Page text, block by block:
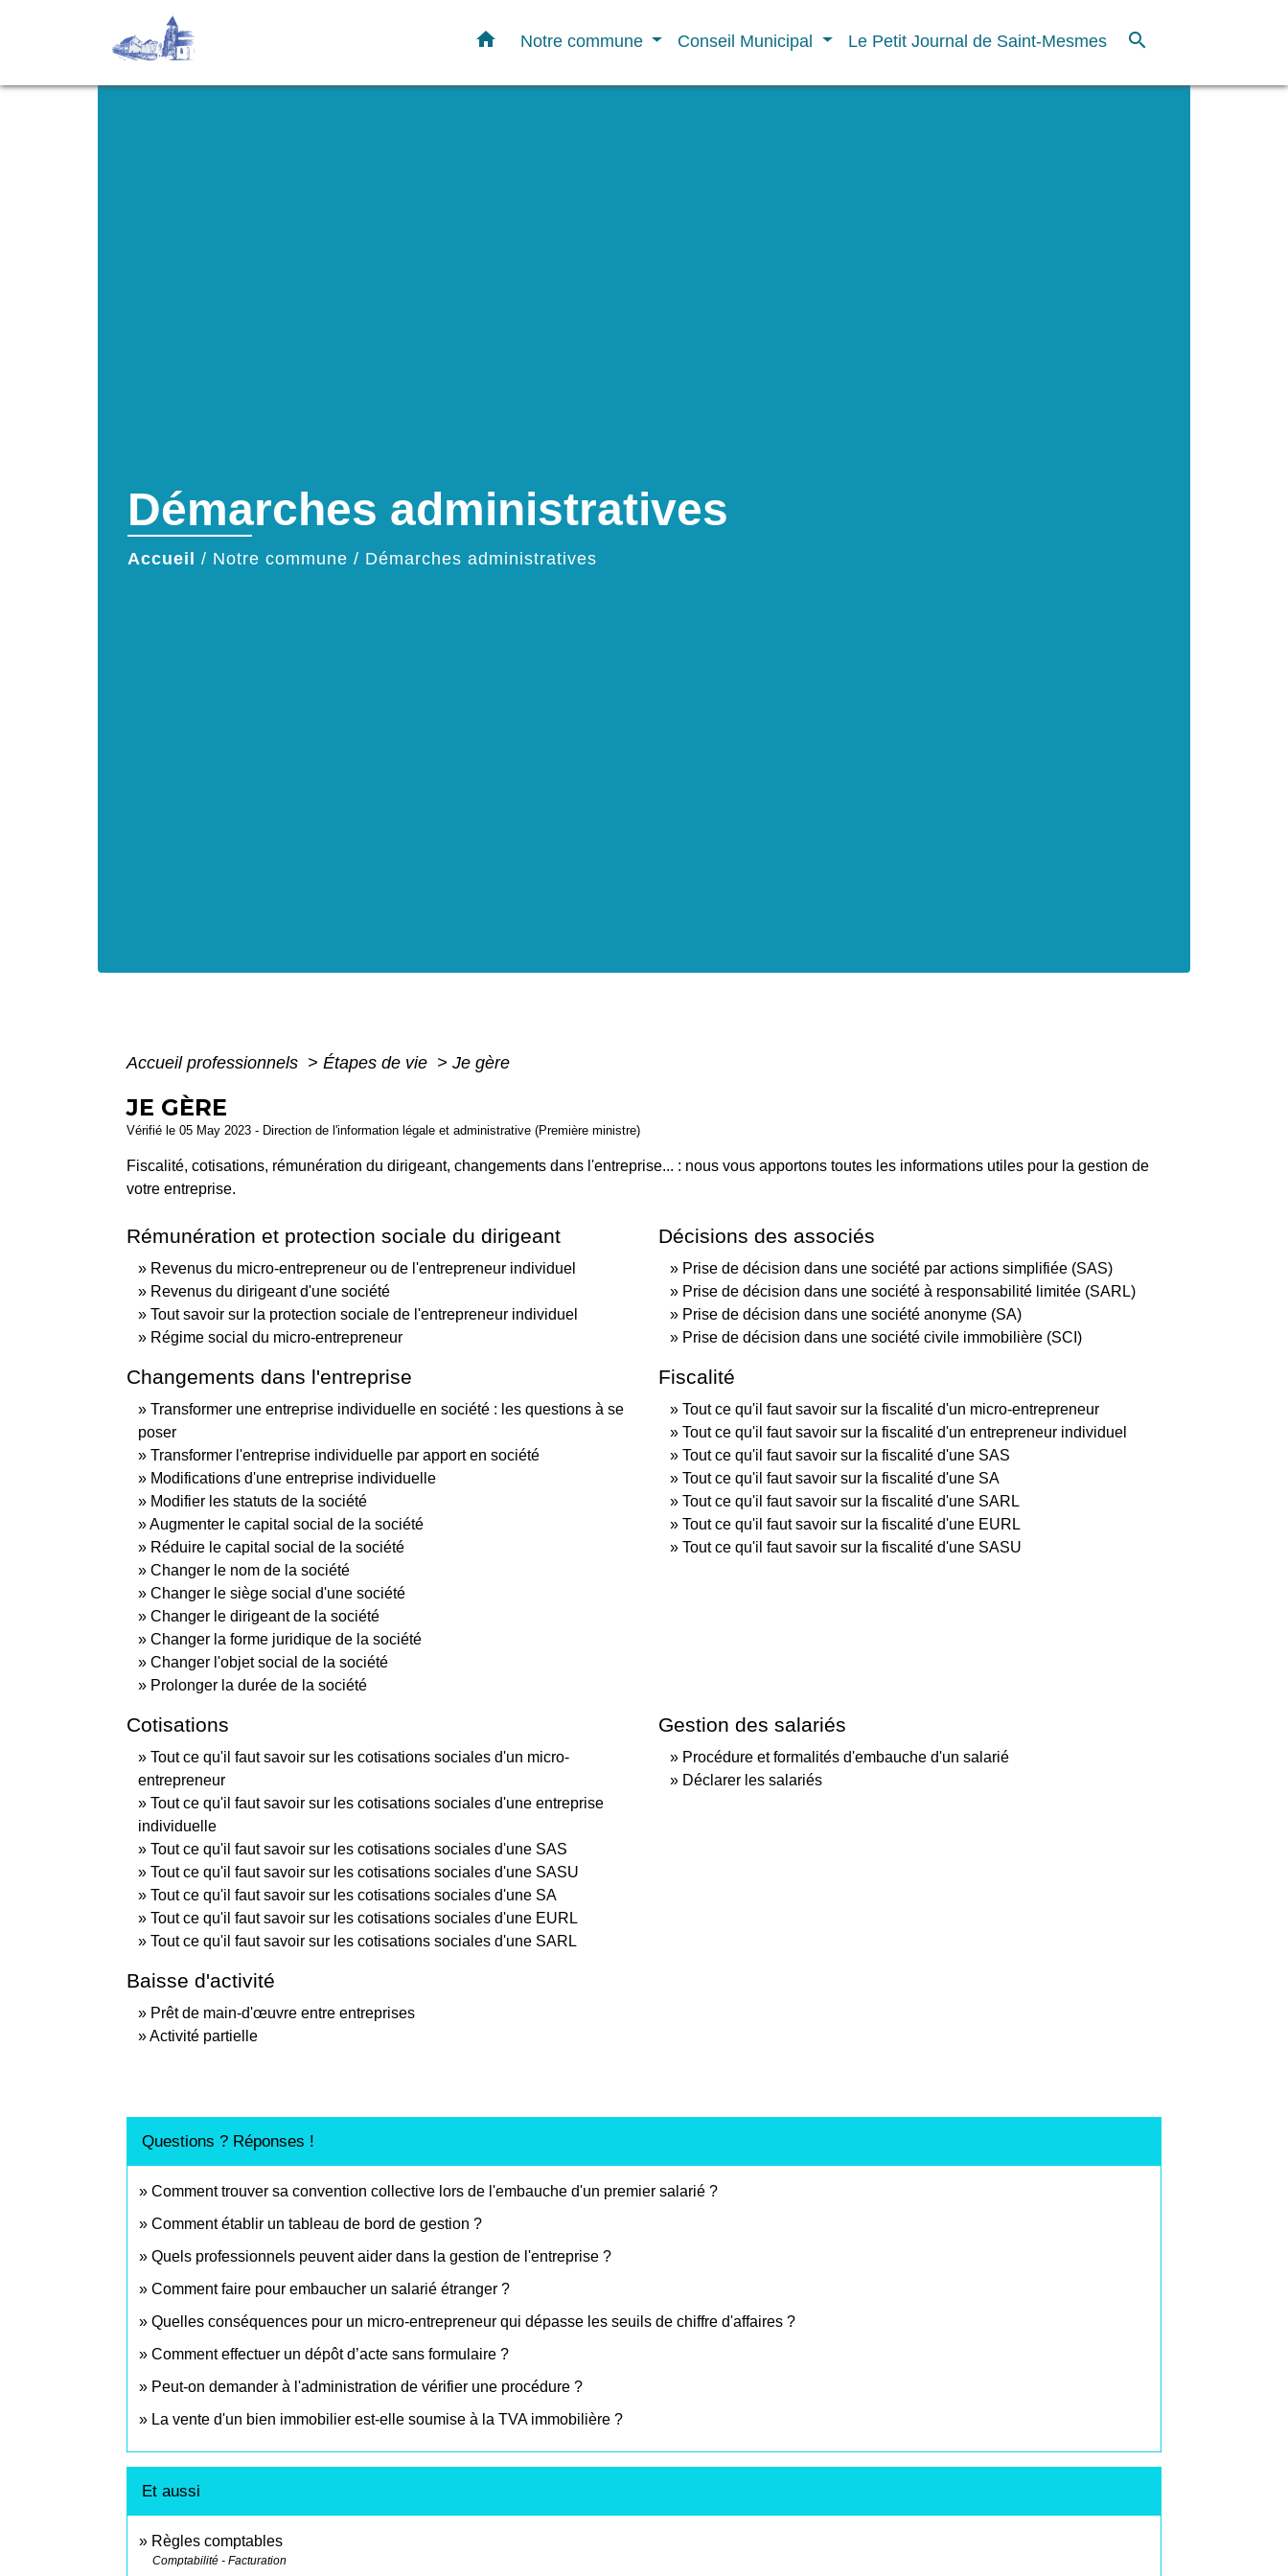
home Notre commune Conseil Municipal Le Petit Journal de Saint-Mesmes search
Démarches administratives
Accueil / Notre commune / Démarches administratives
Accueil professionnels > Étapes de vie > Je gère
JE GÈRE
Vérifié le 05 May 2023 - Direction de l'information légale et administrative (Première ministre)
Fiscalité, cotisations, rémunération du dirigeant, changements dans l'entreprise... : nous vous apportons toutes les informations utiles pour la gestion de
votre entreprise.
Rémunération et protection sociale du dirigeant
Revenus du micro-entrepreneur ou de l'entrepreneur individuel
Revenus du dirigeant d'une société
Tout savoir sur la protection sociale de l'entrepreneur individuel
Régime social du micro-entrepreneur
Décisions des associés
Prise de décision dans une société par actions simplifiée (SAS)
Prise de décision dans une société à responsabilité limitée (SARL)
Prise de décision dans une société anonyme (SA)
Prise de décision dans une société civile immobilière (SCI)
Changements dans l'entreprise
Transformer une entreprise individuelle en société : les questions à se
poser
Transformer l'entreprise individuelle par apport en société
Modifications d'une entreprise individuelle
Modifier les statuts de la société
Augmenter le capital social de la société
Réduire le capital social de la société
Changer le nom de la société
Changer le siège social d'une société
Changer le dirigeant de la société
Changer la forme juridique de la société
Changer l'objet social de la société
Prolonger la durée de la société
Fiscalité
Tout ce qu'il faut savoir sur la fiscalité d'un micro-entrepreneur
Tout ce qu'il faut savoir sur la fiscalité d'un entrepreneur individuel
Tout ce qu'il faut savoir sur la fiscalité d'une SAS
Tout ce qu'il faut savoir sur la fiscalité d'une SA
Tout ce qu'il faut savoir sur la fiscalité d'une SARL
Tout ce qu'il faut savoir sur la fiscalité d'une EURL
Tout ce qu'il faut savoir sur la fiscalité d'une SASU
Cotisations
Tout ce qu'il faut savoir sur les cotisations sociales d'un micro-
entrepreneur
Tout ce qu'il faut savoir sur les cotisations sociales d'une entreprise
individuelle
Tout ce qu'il faut savoir sur les cotisations sociales d'une SAS
Tout ce qu'il faut savoir sur les cotisations sociales d'une SASU
Tout ce qu'il faut savoir sur les cotisations sociales d'une SA
Tout ce qu'il faut savoir sur les cotisations sociales d'une EURL
Tout ce qu'il faut savoir sur les cotisations sociales d'une SARL
Gestion des salariés
Procédure et formalités d'embauche d'un salarié
Déclarer les salariés
Baisse d'activité
Prêt de main-d'œuvre entre entreprises
Activité partielle
Questions ? Réponses !
Comment trouver sa convention collective lors de l'embauche d'un premier salarié ?
Comment établir un tableau de bord de gestion ?
Quels professionnels peuvent aider dans la gestion de l'entreprise ?
Comment faire pour embaucher un salarié étranger ?
Quelles conséquences pour un micro-entrepreneur qui dépasse les seuils de chiffre d'affaires ?
Comment effectuer un dépôt d’acte sans formulaire ?
Peut-on demander à l'administration de vérifier une procédure ?
La vente d'un bien immobilier est-elle soumise à la TVA immobilière ?
Et aussi
Règles comptables
Comptabilité - Facturation